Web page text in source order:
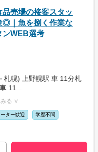
品売場の接客スタッ
◎｜魚を捌く作業な
ンWEB選考
札幌) 上野幌駅 車 11分札
11...
る ∨
ター歓迎 学歴不問